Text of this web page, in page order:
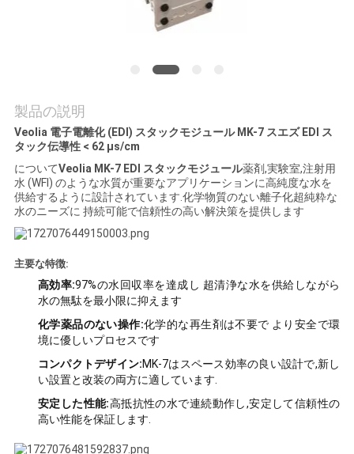
に
連
絡
し
な
さ
ス
製品の説明
Veolia 電子電離化 (EDI) スタックモジュール MK-7 スエズ EDI ス
タック伝導性 < 62 μs/cm
についてVeolia MK-7 EDI スタックモジュール薬剤,実験室,注射用
水 (WFI) のような水質が重要なアプリケーションに高純度な水を
供給するように設計されています.化学物質のない離子化超純粋な
水のニーズに 持続可能で信頼性の高い解決策を提供します
主要な特徴:
高効率:97%の水回収率を達成し 超清浄な水を供給しながら
水の無駄を最小限に抑えます
化学薬品のない操作:化学的な再生剤は不要で より安全で環
境に優しいプロセスです
コンパクトデザイン:MK-7はスペース効率の良い設計で,新し
い設置と改装の両方に適しています.
安定した性能:高抵抗性の水で連続動作し,安定して信頼性の
高い性能を保証します.